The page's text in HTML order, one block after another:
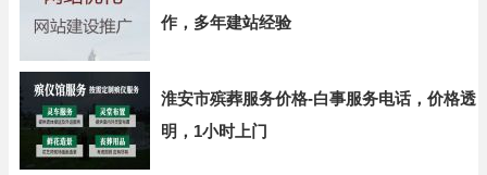
作，多年建站经验
淮安市殡葬服务价格-白事服务电话，价格透
明，1小时上门